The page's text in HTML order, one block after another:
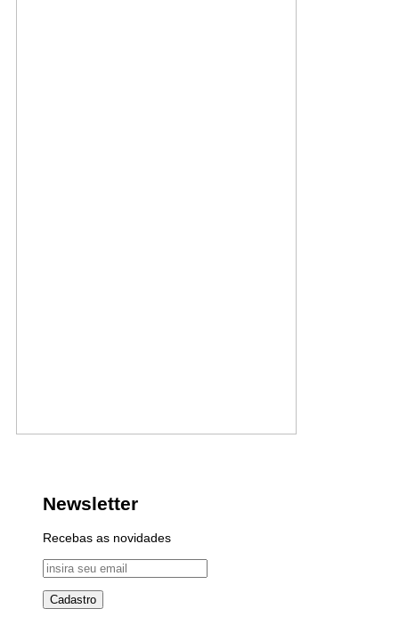
Newsletter
Recebas as novidades